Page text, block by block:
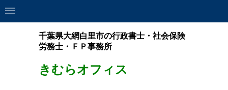
千葉県大網白里市の行政書士・社会保険
労務士・ＦＰ事務所
きむらオフィス